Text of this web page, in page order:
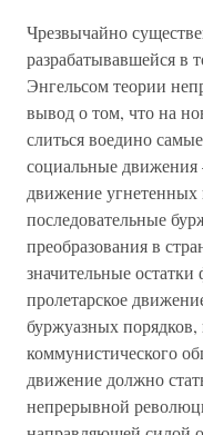
Чрезвычайно
разрабатывавшейся
Энгельсом теории
вывод о том, что на
слиться воедино
социальные движения
движение угнетенных
последовательные
преобразования в
значительные остатки
пролетарское
буржуазных
коммунистического
движение должно
непрерывной